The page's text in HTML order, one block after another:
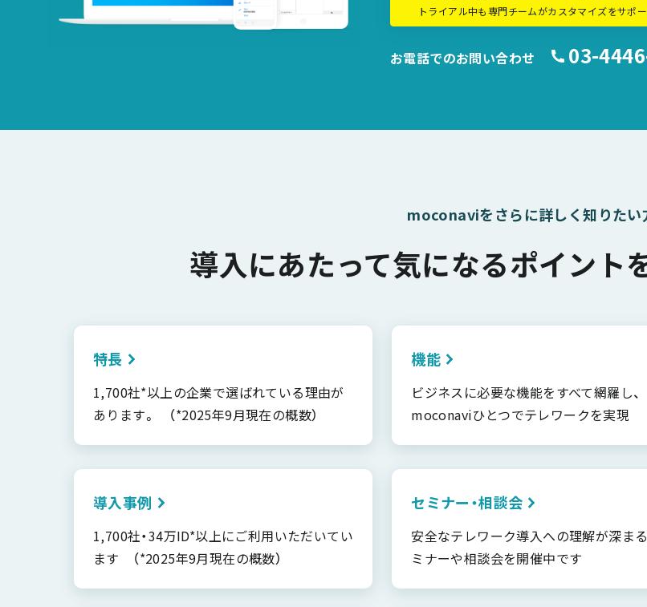
トライアル中も専門チームがカスタマイズをサポ
お電話でのお問い合わせ 03-
moconaviをさらに詳しく知りたい
導入にあたって気になるポイント
特長
1,700社*以上の企業で選ばれている理由が
あります。 （*2025年9月現在の概数）
機能
ビジネスに必要な機能をすべて網羅し、
moconaviひとつでテレワークを実現
導入事例
1,700社・34万ID*以上にご利用いただいてい
ます （*2025年9月現在の概数）
セミナー・相談会
安全なテレワーク導入への理解が深ま
ミナーや相談会を開催中です